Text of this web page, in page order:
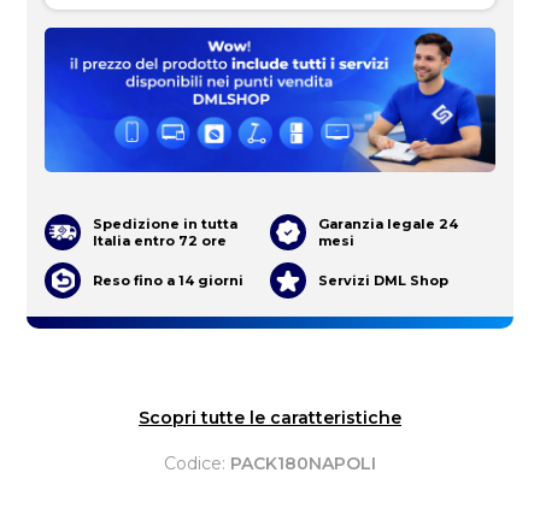
Scopri tutte le caratteristiche
Codice: PACK180NAPOLI
Spedizione in tutta
Italia entro 72 ore
Garanzia legale 24
mesi
Reso fino a 14 giorni Servizi DML Shop